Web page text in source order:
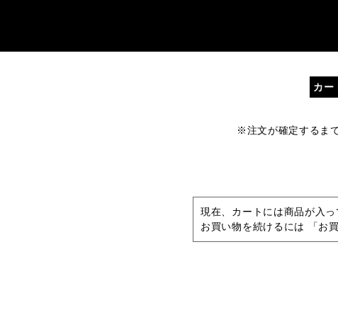
カー
※注文が確定するま
現在、カートには商品が入っ
お買い物を続けるには 「お